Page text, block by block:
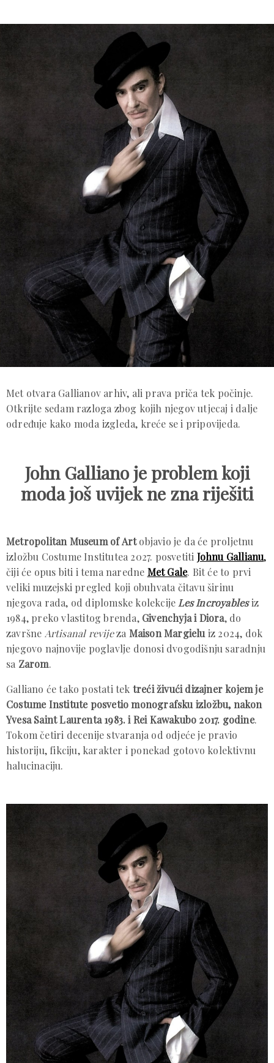
Met otvara Gallianov arhiv, ali prava priča tek počinje.
Otkrijte sedam razloga zbog kojih njegov utjecaj i dalje
određuje kako moda izgleda, kreće se i pripovijeda.
John Galliano je problem koji
moda još uvijek ne zna riješiti
Metropolitan Museum of Artobjavio je da će proljetnu
izložbu Costume Institutea 2027. posvetiti Johnu Gallianu,
čiji će opus biti i tema naredne Met Gale. Bit će to prvi
veliki muzejski pregled koji obuhvata čitavu širinu
njegova rada, od diplomske kolekcijeLes Incroyablesiz
1984, preko vlastitog brenda, Givenchyja i Diora, do
završne Artisanal revijeza Maison Margieluiz 2024, dok
njegovo najnovije poglavlje donosi dvogodišnju saradnju
sa Zarom.
Galliano će tako postati tek treći živući dizajner kojem je
Costume Institute posvetio monografsku izložbu, nakon
Yvesa Saint Laurenta 1983. i Rei Kawakubo 2017. godine.
Tokom četiri decenije stvaranja od odjeće je pravio
historiju, fikciju, karakter i ponekad gotovo kolektivnu
halucinaciju.